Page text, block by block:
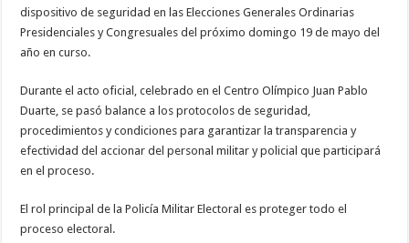
dispositivo de seguridad en las Elecciones Generales Ordinarias
Presidenciales y Congresuales del próximo domingo 19 de mayo del
año en curso.
Durante el acto oficial, celebrado en el Centro Olímpico Juan Pablo
Duarte, se pasó balance a los protocolos de seguridad,
procedimientos y condiciones para garantizar la transparencia y
efectividad del accionar del personal militar y policial que participará
en el proceso.
El rol principal de la Policía Militar Electoral es proteger todo el
proceso electoral.